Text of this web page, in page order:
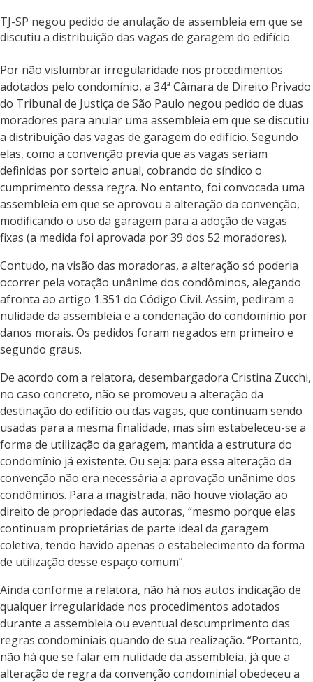
TJ-SP negou pedido de anulação de assembleia em que se
discutiu a distribuição das vagas de garagem do edifício
Por não vislumbrar irregularidade nos procedimentos
adotados pelo condomínio, a 34ª Câmara de Direito Privado
do Tribunal de Justiça de São Paulo negou pedido de duas
moradores para anular uma assembleia em que se discutiu
a distribuição das vagas de garagem do edifício. Segundo
elas, como a convenção previa que as vagas seriam
definidas por sorteio anual, cobrando do síndico o
cumprimento dessa regra. No entanto, foi convocada uma
assembleia em que se aprovou a alteração da convenção,
modificando o uso da garagem para a adoção de vagas
fixas (a medida foi aprovada por 39 dos 52 moradores).
Contudo, na visão das moradoras, a alteração só poderia
ocorrer pela votação unânime dos condôminos, alegando
afronta ao artigo 1.351 do Código Civil. Assim, pediram a
nulidade da assembleia e a condenação do condomínio por
danos morais. Os pedidos foram negados em primeiro e
segundo graus.
De acordo com a relatora, desembargadora Cristina Zucchi,
no caso concreto, não se promoveu a alteração da
destinação do edifício ou das vagas, que continuam sendo
usadas para a mesma finalidade, mas sim estabeleceu-se a
forma de utilização da garagem, mantida a estrutura do
condomínio já existente. Ou seja: para essa alteração da
convenção não era necessária a aprovação unânime dos
condôminos. Para a magistrada, não houve violação ao
direito de propriedade das autoras, “mesmo porque elas
continuam proprietárias de parte ideal da garagem
coletiva, tendo havido apenas o estabelecimento da forma
de utilização desse espaço comum”.
Ainda conforme a relatora, não há nos autos indicação de
qualquer irregularidade nos procedimentos adotados
durante a assembleia ou eventual descumprimento das
regras condominiais quando de sua realização. “Portanto,
não há que se falar em nulidade da assembleia, já que a
alteração de regra da convenção condominial obedeceu a